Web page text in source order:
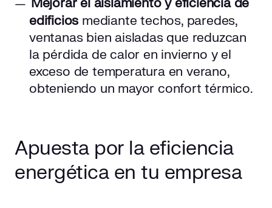
Mejorar el aislamiento y eficiencia de
edificios mediante techos, paredes,
ventanas bien aisladas que reduzcan
la pérdida de calor en invierno y el
exceso de temperatura en verano,
obteniendo un mayor confort térmico.
Apuesta por la eficiencia
energética en tu empresa